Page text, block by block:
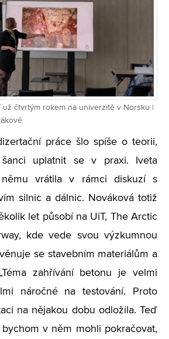
už čtvrtým rokem na univerzitě v Norsku |
práce šlo spíše o teorii,
uplatnit se v praxi. Iveta
vrátila v rámci diskuzí s
silnic a dálnic. Nováková totiž
let působí na UiT, The Arctic
kde vede svou výzkumnou
se stavebním materiálům a
zahřívání betonu je velmi
náročné na testování. Proto
na nějakou dobu odložila. Teď
v něm mohli pokračovat,